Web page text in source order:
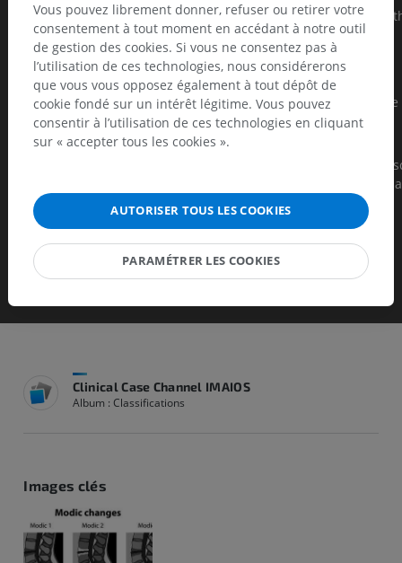
disease: assessment of changes in vertebral body marrow
MR imaging". I Radiology 1988;166(1 Pt 1):193-9.
Modic MT, Masaryk TJ, Ross JS, Carter JR. : "Imaging af
degererative disk disease". I Radiology 1988;168:177-86.
Albert HB, Kjaer P, Jensen TS, Sorensen JS, Bendix T, Manniche
: "Modic changes, possible causes and relation to low back
pain.". I Med Hypotheses. 2008;70(2):361-8. Epub 2007 Jul 10
Albert HB, Manniche C. : "Modic changes following lumbar
herniation.". I Eur Spine J. 2007 Jul;16(7):977-82. Epub 2007
3.
Clinical Case Channel IMAIOS
Album : Classifications
Images clés
Vous pouvez librement donner, refuser ou retirer votre
consentement à tout moment en accédant à notre outil
de gestion des cookies. Si vous ne consentez pas à
l’utilisation de ces technologies, nous considérerons
que vous vous opposez également à tout dépôt de
cookie fondé sur un intérêt légitime. Vous pouvez
consentir à l’utilisation de ces technologies en cliquant
sur « accepter tous les cookies ».
AUTORISER TOUS LES COOKIES
PARAMÉTRER LES COOKIES